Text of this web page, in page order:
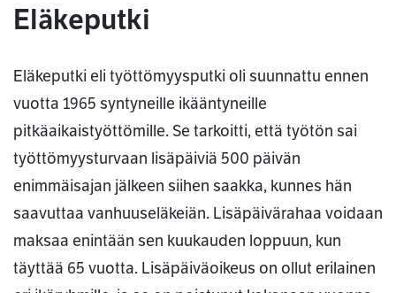
Eläkeputki
Eläkeputki eli työttömyysputki oli suunnattu ennen
vuotta 1965 syntyneille ikääntyneille
pitkäaikaistyöttömille. Se tarkoitti, että työtön sai
työttömyysturvaan lisäpäiviä 500 päivän
enimmäisajan jälkeen siihen saakka, kunnes hän
saavuttaa vanhuuseläkeiän. Lisäpäivärahaa voidaan
maksaa enintään sen kuukauden loppuun, kun
täyttää 65 vuotta. Lisäpäiväoikeus on ollut erilainen